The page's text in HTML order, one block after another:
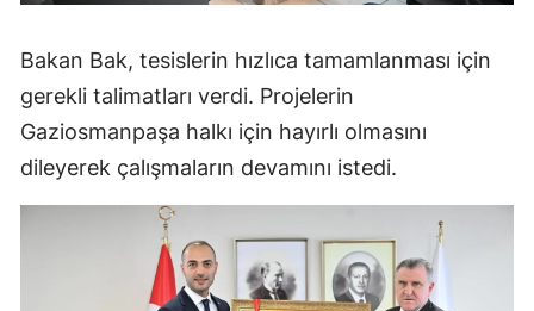
Bakan Bak, tesislerin hızlıca tamamlanması için
gerekli talimatları verdi. Projelerin
Gaziosmanpaşa halkı için hayırlı olmasını
dileyerek çalışmaların devamını istedi.